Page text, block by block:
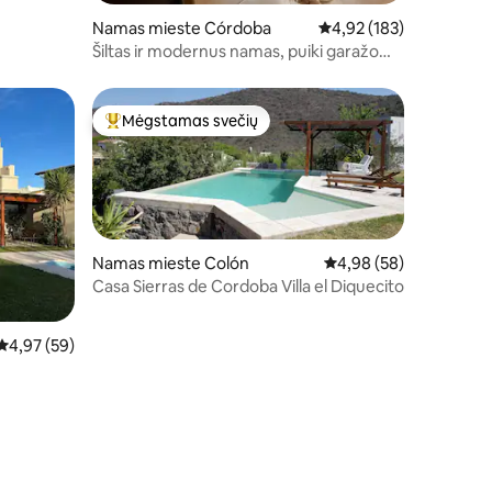
Namas mieste Córdoba Vidutinis įvertinimas:
4,92 (183)
Šiltas ir modernus namas, puiki garažo
įvertinimas: 4,97 iš 5, atsiliepimų: 59
4,97 (59)
Svečių mėgstamiausias
Mėgstamas svečių
Namas mieste Colón Vidutinis įvertinimas:
4,98 (58)
Casa Sierras de Cordoba Villa el Diquecito